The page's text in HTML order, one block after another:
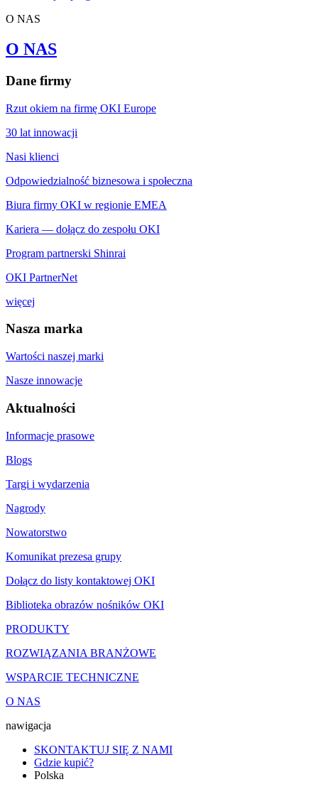
O NAS
O NAS
Dane firmy
Rzut okiem na firmę OKI Europe
30 lat innowacji
Nasi klienci
Odpowiedzialność biznesowa i społeczna
Biura firmy OKI w regionie EMEA
Kariera — dołącz do zespołu OKI
Program partnerski Shinrai
OKI PartnerNet
więcej
Nasza marka
Wartości naszej marki
Nasze innowacje
Aktualności
Informacje prasowe
Blogs
Targi i wydarzenia
Nagrody
Nowatorstwo
Komunikat prezesa grupy
Dołącz do listy kontaktowej OKI
Biblioteka obrazów nośników OKI
PRODUKTY
ROZWIĄZANIA BRANŻOWE
WSPARCIE TECHNICZNE
O NAS
nawigacja
SKONTAKTUJ SIĘ Z NAMI
Gdzie kupić?
Polska